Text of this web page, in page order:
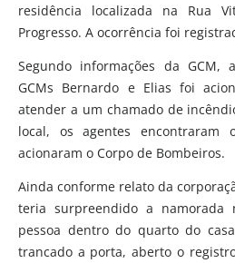
residência localizada na Rua
Progresso. A ocorrência foi
Segundo informações da GCM,
GCMs Bernardo e Elias foi
atender a um chamado de
local, os agentes encontraram
acionaram o Corpo de Bombeiros.
Ainda conforme relato da
teria surpreendido a namorada
pessoa dentro do quarto do
trancado a porta, aberto o